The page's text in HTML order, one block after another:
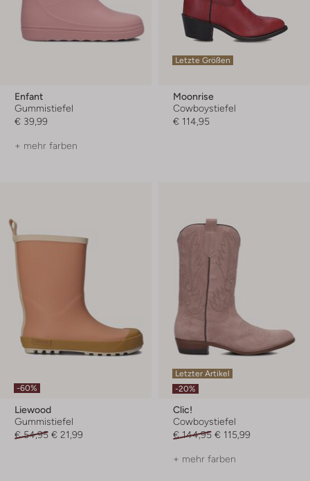
Enfant
Gummistiefel
€ 39,99
+ mehr farben
Letzte Größen
Moonrise
Cowboystiefel
€ 114,95
-60%
Liewood
Gummistiefel
€ 54,95 € 21,99
Letzter Artikel
-20%
Clic!
Cowboystiefel
€ 144,95 € 115,99
+ mehr farben